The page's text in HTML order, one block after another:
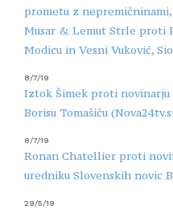
prometu z
Musar & Lemut Strle proti
Modicu in Vesni Vuković,
8/7/19
Iztok Šimek proti novinarju
Borisu Tomašiču
8/7/19
Ronan Chatellier proti
uredniku Slovenskih novic
29/5/19